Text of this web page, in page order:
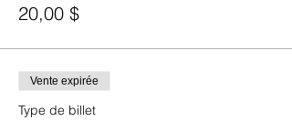
20,00 $
Vente expirée
Type de billet